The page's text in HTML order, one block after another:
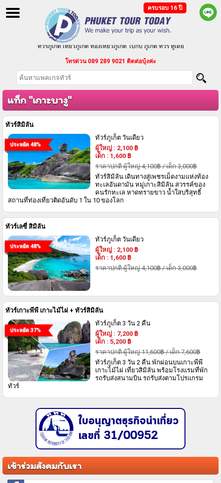
ครบรอบ 16 ปี
ทัวร์ภูเก็ต เที่ยวภูเก็ต ท่องเที่ยวภูเก็ต ไปกับ ภูเก็ต ทัวร์ ทูเดย์
บริการจัดนำเที่ยวเป็นหมู่คณะ กรุ๊ปเหมา ประชุมสัมมนา
ทัวร์ภูเก็ต แบบแพ็คเกจ ทัวร์ราคาถูก ตามงบประมาณของคุณ
โทรด่วน 089 289 9021 ติดต่อบุ้งค่ะ
แท็ก "เกาะบางู"
ทัวร์สิมิลัน
ทัวร์ภูเก็ต วันเดียว
ผู้ใหญ่ : 2,100 ฿
เด็ก : 1,600 ฿
ราคาปกติ ผู้ใหญ่ 4,100฿ / เด็ก 3,000฿
ประหยัด 48%
ทัวร์สิมิลัน เดินทางสู่เพชรเม็ดงามแห่งท้อง
ทะเลอันดามัน หมู่เกาะสิมิลัน สวรรค์ของ
คนรักทะเล หาดทรายขาว น้ำใสบริสุทธิ์
สถานที่ท่องเที่ยวติดอันดับ 1 ใน 10 ของโลก
ทัวร์เลซี่ สิมิลัน
ทัวร์ภูเก็ต วันเดียว
ผู้ใหญ่ : 2,100 ฿
เด็ก : 1,600 ฿
ราคาปกติ ผู้ใหญ่ 4,100฿ / เด็ก 3,000฿
ประหยัด 48%
ทัวร์เกาะพีพี เกาะไม้ไผ่ + ทัวร์สิมิลัน
ทัวร์ภูเก็ต 3 วัน 2 คืน
ผู้ใหญ่ : 7,200 ฿
เด็ก :5,200 ฿
ราคาปกติ ผู้ใหญ่ 11,600฿ / เด็ก 7,600฿
ประหยัด 37%
ทัวร์ภูเก็ต 3 วัน 2 คืน พักผ่อนบนเกาะพีพี
เกาะไม้ไผ่ เที่ยวสิมิลัน พร้อมโรงแรมที่พัก
รถรับส่งสนามบิน รถรับส่งตามโปรแกรม
ทัวร์
ใบอนุญาตธุรกิจนำเที่ยว
เลขที่ 31/00952
เข้าร่วมสังคมกับเรา